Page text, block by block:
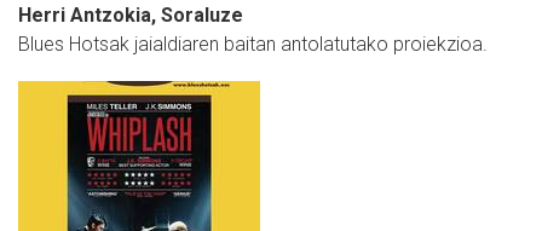
Herri Antzokia, Soraluze
Blues Hotsak jaialdiaren baitan antolatutako proiekzioa.